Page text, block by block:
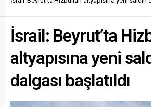
İsrail: Beyrut’ta
altyapısına yeni
dalgası başlatıldı